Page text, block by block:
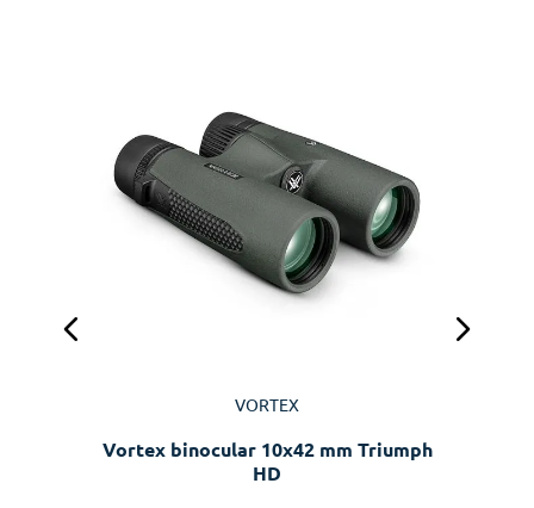
VORTEX
Vortex binocular 10x42 mm Triumph
HD